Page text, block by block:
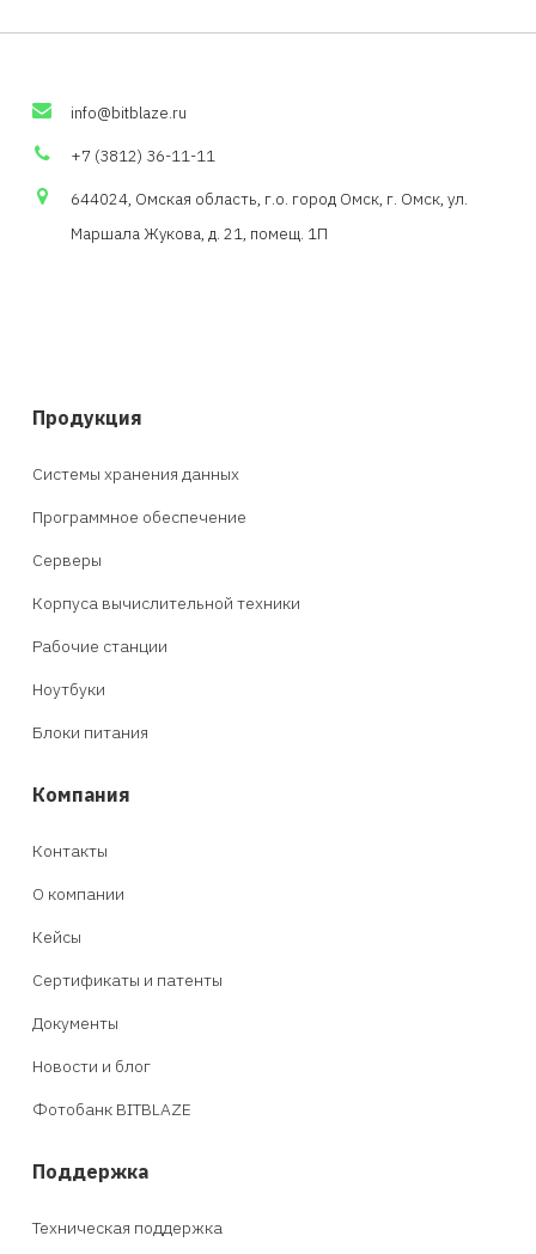
info@bitblaze.ru
+7 (3812) 36-11-11
644024, Омская область, г.о. город Омск, г. Омск, ул.
Маршала Жукова, д. 21, помещ. 1П
Продукция
Системы хранения данных
Программное обеспечение
Серверы
Корпуса вычислительной техники
Рабочие станции
Ноутбуки
Блоки питания
Компания
Контакты
О компании
Кейсы
Сертификаты и патенты
Документы
Новости и блог
Фотобанк BITBLAZE
Поддержка
Техническая поддержка